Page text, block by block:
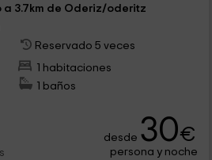
3.7km de Oderiz/oderitz
Reservado 5 veces
1 habitaciones
1 baños
desde 30€
persona y noche